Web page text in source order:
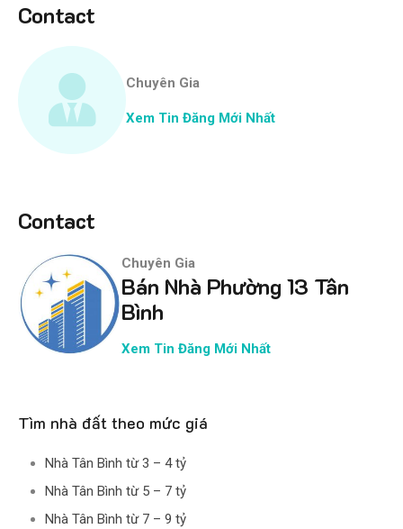
Contact
Chuyên Gia
Xem Tin Đăng Mới Nhất
Contact
Chuyên Gia
Bán Nhà Phường 13 Tân
Bình
Xem Tin Đăng Mới Nhất
Tìm nhà đất theo mức giá
Nhà Tân Bình từ 3 – 4 tỷ
Nhà Tân Bình từ 5 – 7 tỷ
Nhà Tân Bình từ 7 – 9 tỷ